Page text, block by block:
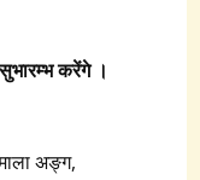
करेंगे ।
अङ्ग,